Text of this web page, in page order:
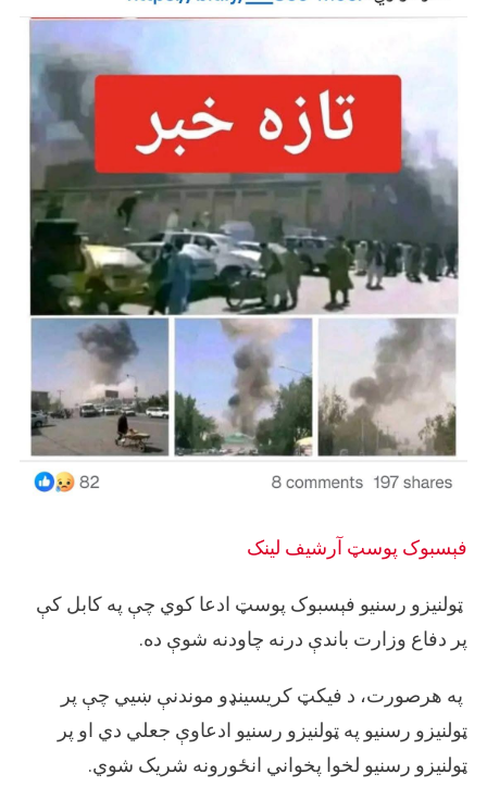
فېسبوک پوسټ آرشيف لینک
ټولنیزو رسنیو فېسبوک پوسټ ادعا کوي چې په کابل کې
پر دفاع وزارت باندې درنه چاودنه شوې ده.
په هرصورت، د فیکټ کریسینډو موندنې ښیي چې پر
ټولنیزو رسنیو په ټولنیزو رسنیو ادعاوې جعلي دي او پر
ټولنیزو رسنیو لخوا پخواني انځورونه شریک شوي.